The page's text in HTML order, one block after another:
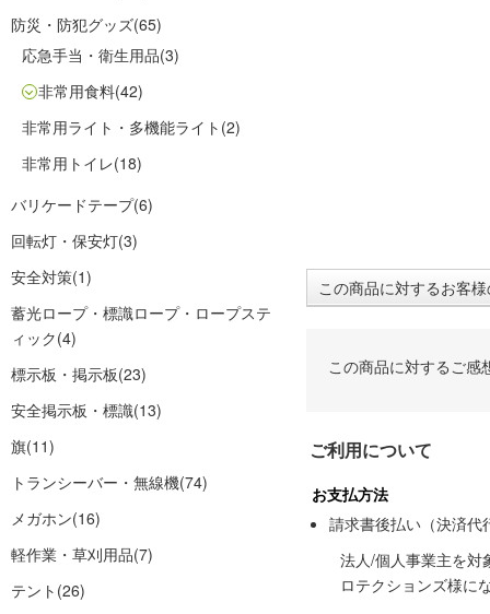
防災・防犯グッズ(65)
応急手当・衛生用品(3)
非常用食料(42)
非常用ライト・多機能ライト (2)
非常用トイレ(18)
バリケードテープ(6)
回転灯・保安灯(3)
安全対策(1)
蓄光ロープ・標識ロープ・ロープステ
ィック(4)
標示板・掲示板(23)
安全掲示板・標識(13)
旗(11)
トランシーバー・無線機(74)
メガホン(16)
軽作業・草刈用品(7)
テント (26)
この商品に対するお客
この商品に対するご感
ご利用について
お支払方法
請求書後払い（決済代
法人/個人事業主を対
ロテクションズ様に